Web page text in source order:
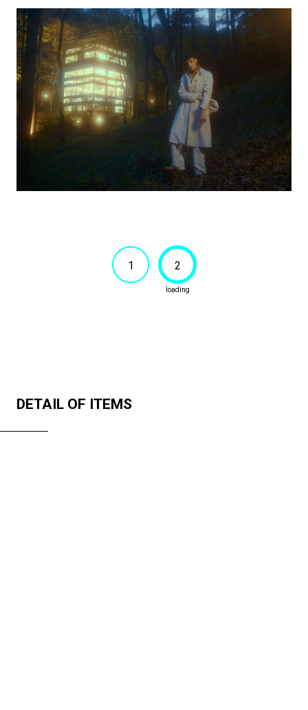
1 2
DETAIL OF ITEMS